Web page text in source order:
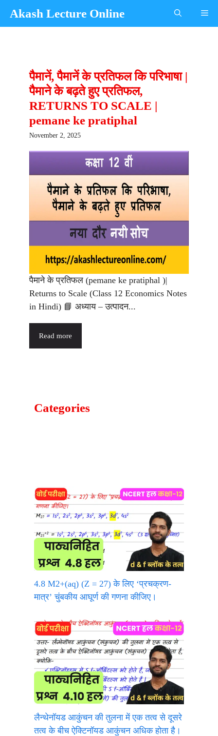
Akash Lecture Online
पैमानें, पैमानें के प्रतिफल कि परिभाषा |
पैमाने के बढ़ते हुए प्रतिफल,
RETURNS TO SCALE |
pemane ke pratiphal
November 2, 2025
पैमाने के प्रतिफल (pemane ke pratiphal )|
Returns to Scale (Class 12 Economics Notes
in Hindi) 📘 अध्याय – उत्पादन...
Read more
Categories
4.8 M2+(aq) (Z = 27) के लिए ‘प्रचक्रण-
मात्र’ चुंबकीय आघूर्ण की गणना कीजिए।
लैन्थेनॉयड आकुंचन की तुलना में एक तत्व से दूसरे
तत्व के बीच ऐक्टिनॉयड आकुंचन अधिक होता है।